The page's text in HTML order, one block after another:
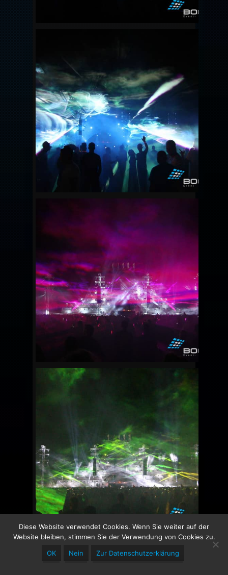
Diese Website verwendet Cookies. Wenn Sie weiter auf der
Website bleiben, stimmen Sie der Verwendung von Cookies zu.
OK
Nein Zur Datenschutzerklärung